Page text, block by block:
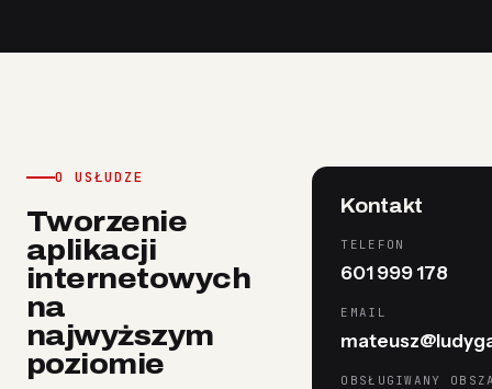
O USŁUDZE
Tworzenie
aplikacji
internetowych
na
najwyższym
poziomie
Kontakt
TELEFON
601 999 178
EMAIL
OBSŁUGIWANY